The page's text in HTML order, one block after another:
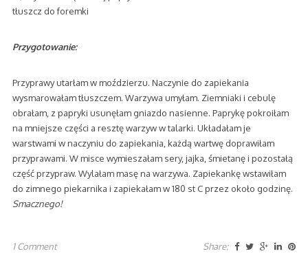
tłuszcz do foremki
Przygotowanie:
Przyprawy utarłam w moździerzu. Naczynie do zapiekania
wysmarowałam tłuszczem. Warzywa umyłam. Ziemniaki i cebulę
obrałam, z papryki usunęłam gniazdo nasienne. Paprykę pokroiłam
na mniejsze części a resztę warzyw w talarki. Układałam je
warstwami w naczyniu do zapiekania, każdą wartwę doprawiłam
przyprawami. W misce wymieszałam sery, jajka, śmietanę i pozostałą
część przypraw. Wylałam masę na warzywa. Zapiekankę wstawiłam
do zimnego piekarnika i zapiekałam w 180 st C przez około godzinę.
Smacznego!
1 Comment Share: